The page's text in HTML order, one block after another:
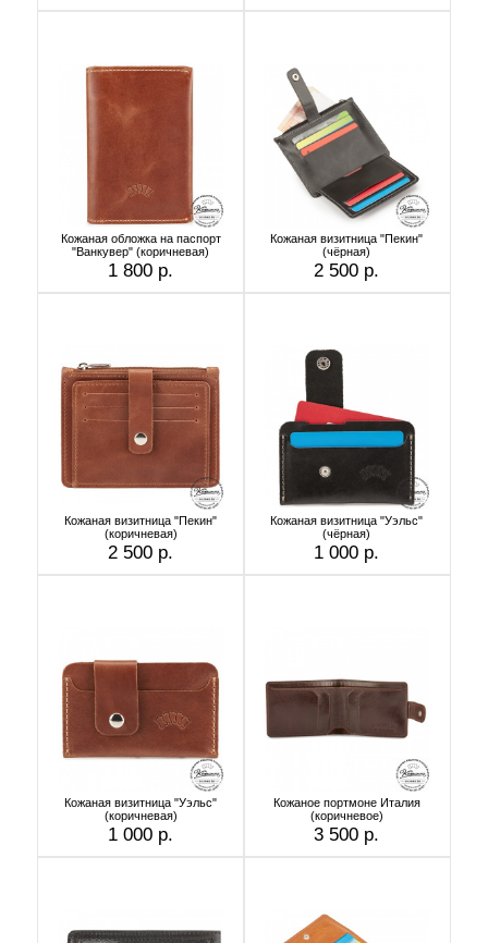
Кожаная обложка на паспорт
"Ванкувер" (коричневая)
1 800 р.
Кожаная визитница "Пекин"
(чёрная)
2 500 р.
Кожаная визитница "Пекин"
(коричневая)
2 500 р.
Кожаная визитница "Уэльс"
(чёрная)
1 000 р.
Кожаная визитница "Уэльс"
(коричневая)
1 000 р.
Кожаное портмоне Италия
(коричневое)
3 500 р.